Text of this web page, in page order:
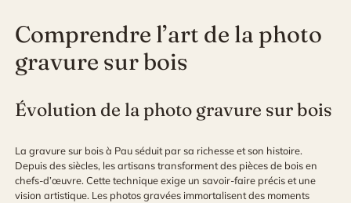
Comprendre l’art de la photo
gravure sur bois
Évolution de la photo gravure sur bois
Lagravure sur bois à Pauséduit par sa richesse et son histoire.
Depuis des siècles, les artisans transforment des pièces de bois en
chefs-d’œuvre. Cette technique exige un savoir-faire précis et une
vision artistique. Les photos gravées immortalisent des moments